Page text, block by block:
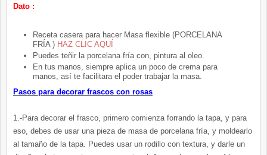
Dato :
Receta casera para hacer Masa flexible (PORCELANA
FRÍA )HAZ CLIC AQUÍ
Puedes teñir la porcelana fría con, pintura al oleo.
En tus manos, siempre aplica un poco de crema para
manos, así te facilitara el poder trabajar la masa.
Pasos para decorar frascos con rosas
1.-Para decorar el frasco, primero comienza forrando la tapa, y para
eso, debes de usar una pieza de masa de porcelana fría, y moldearlo
al tamaño de la tapa. Puedes usar un rodillo con textura, y darle un